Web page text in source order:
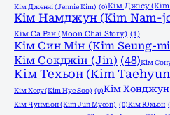
Кім Дженні (Jennie Kim) (0)Кім Джісу
Кім Намджун (Kim Nam-
Кім Са Ран (Moon Chai Story) (1)
Кім Син Мін (Kim Seung-
Кім Сокджін (Jin) (48)Кім
Кім Техьон (Kim
Кім Хесу (Kim Hye Soo) (0)Кім Хонджун
Кім Чунмьон (Kim Jun Myeon) (0)Кім Юхьон